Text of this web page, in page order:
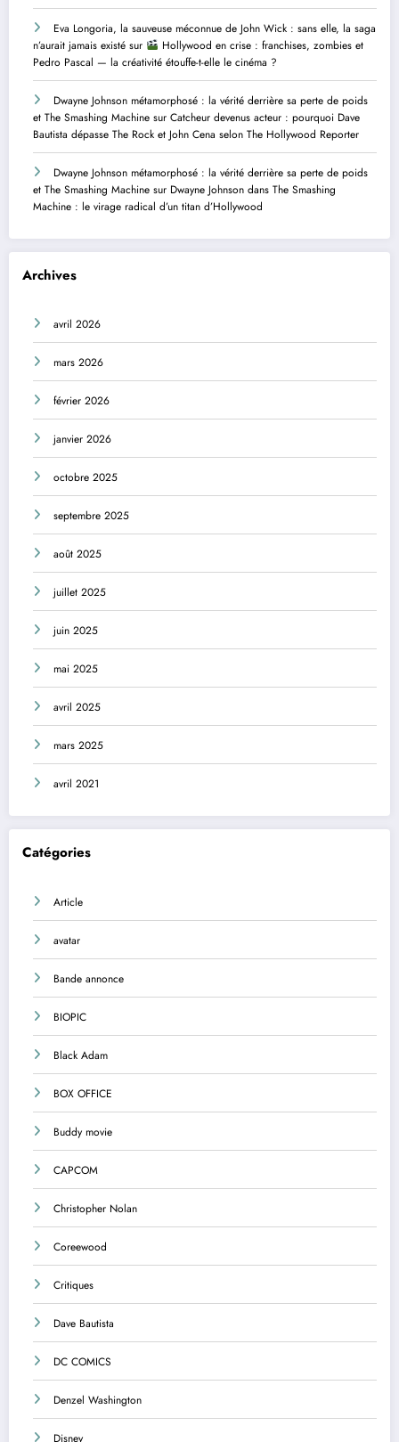
Eva Longoria, la sauveuse méconnue de John Wick : sans elle, la saga
n’aurait jamais existé sur
Hollywood en crise : franchises, zombies et
Pedro Pascal — la créativité étouffe-t-elle le cinéma ?
Dwayne Johnson métamorphosé : la vérité derrière sa perte de poids
et The Smashing Machine sur Catcheur devenus acteur : pourquoi Dave
Bautista dépasse The Rock et John Cena selon The Hollywood Reporter
Dwayne Johnson métamorphosé : la vérité derrière sa perte de poids
et The Smashing Machine sur Dwayne Johnson dans The Smashing
Machine : le virage radical d’un titan d’Hollywood
Archives
avril 2026
mars 2026
février 2026
janvier 2026
octobre 2025
septembre 2025
août 2025
juillet 2025
juin 2025
mai 2025
avril 2025
mars 2025
avril 2021
Catégories
Article
avatar
Bande annonce
BIOPIC
Black Adam
BOX OFFICE
Buddy movie
CAPCOM
Christopher Nolan
Coreewood
Critiques
Dave Bautista
DC COMICS
Denzel Washington
Disney